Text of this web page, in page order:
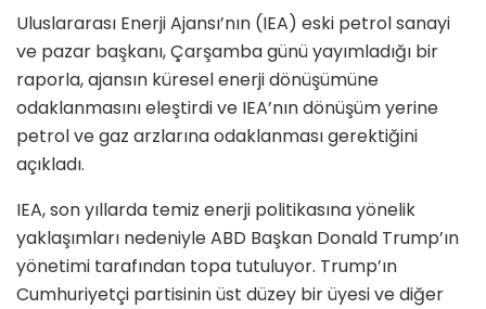
Uluslararası Enerji Ajansı’nın (IEA) eski petrol sanayi
ve pazar başkanı, Çarşamba günü yayımladığı bir
raporla, ajansın küresel enerji dönüşümüne
odaklanmasını eleştirdi ve IEA’nın dönüşüm yerine
petrol ve gaz arzlarına odaklanması gerektiğini
açıkladı.
IEA, son yıllarda temiz enerji politikasına yönelik
yaklaşımları nedeniyle ABD Başkan Donald Trump’ın
yönetimi tarafından topa tutuluyor. Trump’ın
Cumhuriyetçi partisinin üst düzey bir üyesi ve diğer